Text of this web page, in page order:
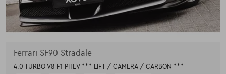
Ferrari SF90 Stradale
4.0 TURBO V8 F1 PHEV *** LIFT / CAMERA / CARBON ***